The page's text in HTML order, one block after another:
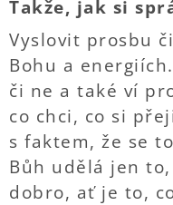
Takže, jak si
Vyslovit prosbu
Bohu a
či ne a také ví
co chci, co si
s faktem, že se
Bůh udělá jen
dobro, ať je to,